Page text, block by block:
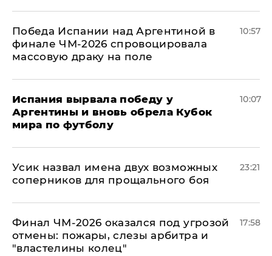
Победа Испании над Аргентиной в
финале ЧМ-2026 спровоцировала
массовую драку на поле
10:57
Испания вырвала победу у
Аргентины и вновь обрела Кубок
мира по футболу
10:07
Усик назвал имена двух возможных
соперников для прощального боя
23:21
Финал ЧМ-2026 оказался под угрозой
отмены: пожары, слезы арбитра и
"властелины колец"
17:58